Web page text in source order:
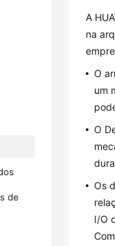
de
A
na
O
um
O
Os
I/O